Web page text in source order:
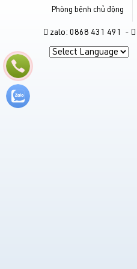
Phòng bệnh chủ động
zalo: 0868 431 491 -